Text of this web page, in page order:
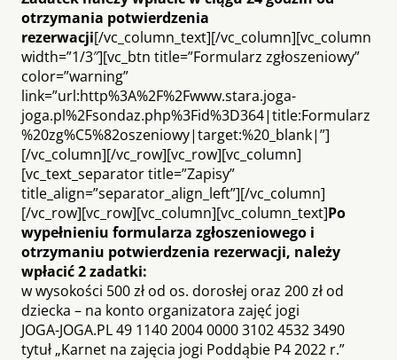
otrzymania potwierdzenia
rezerwacji[/vc_column_text][/vc_column][vc_column
width=”1/3″][vc_btn title=”Formularz zgłoszeniowy”
color=”warning”
link=”url:http%3A%2F%2Fwww.stara.joga-
joga.pl%2Fsondaz.php%3Fid%3D364|title:Formularz
%20zg%C5%82oszeniowy|target:%20_blank|”]
[/vc_column][/vc_row][vc_row][vc_column]
[vc_text_separator title=”Zapisy”
title_align=”separator_align_left”][/vc_column]
[/vc_row][vc_row][vc_column][vc_column_text]Po
wypełnieniu formularza zgłoszeniowego i
otrzymaniu potwierdzenia rezerwacji, należy
wpłacić 2 zadatki:
w wysokości 500 zł od os. dorosłej oraz 200 zł od
dziecka – na konto organizatora zajęć jogi
JOGA-JOGA.PL 49 1140 2004 0000 3102 4532 3490
tytuł „Karnet na zajęcia jogi Poddąbie P4 2022 r.”